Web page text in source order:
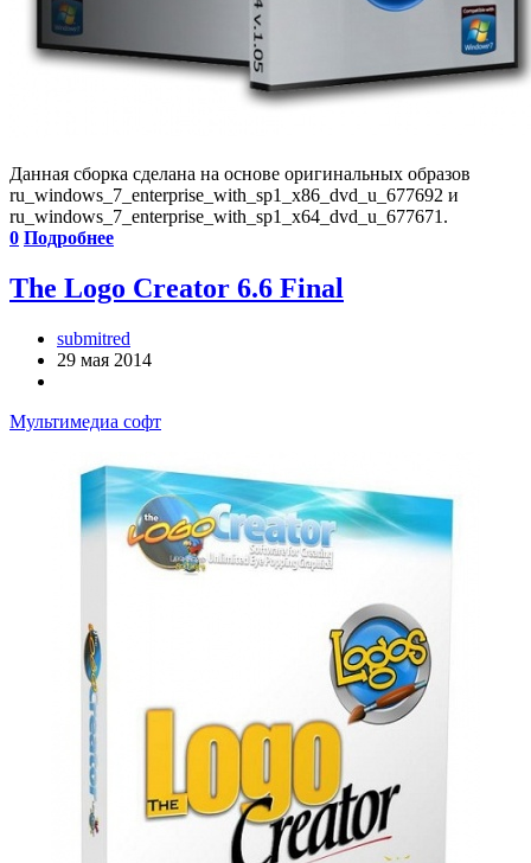
Данная сборка сделана на основе оригинальных образов
ru_windows_7_enterprise_with_sp1_x86_dvd_u_677692 и
ru_windows_7_enterprise_with_sp1_x64_dvd_u_677671.
0 Подробнее
The Logo Creator 6.6 Final
submitred
29 мая 2014
Мультимедиа софт